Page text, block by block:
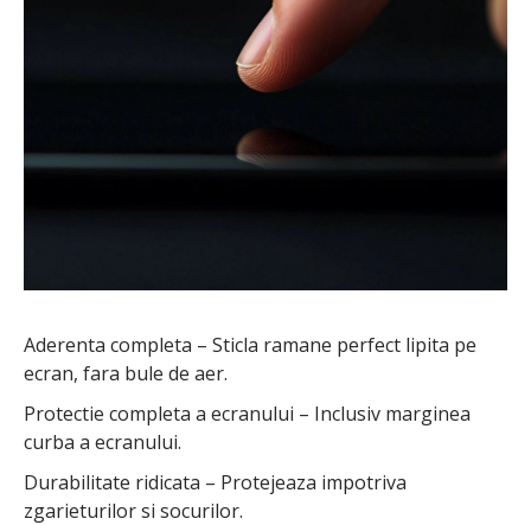
Aderenta completa – Sticla ramane perfect lipita pe
ecran, fara bule de aer.
Protectie completa a ecranului – Inclusiv marginea
curba a ecranului.
Durabilitate ridicata – Protejeaza impotriva
zgarieturilor si socurilor.